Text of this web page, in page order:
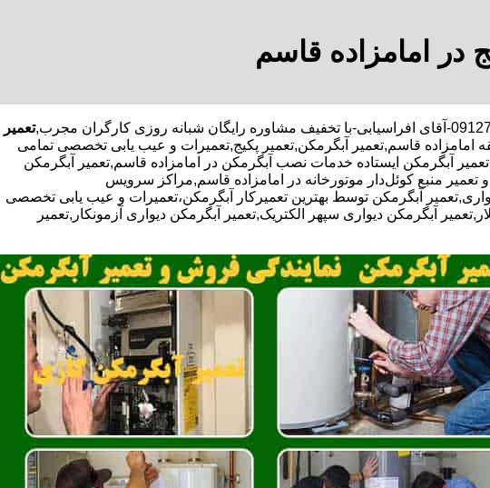
در امامزاده قاسم
تعمیر
امامزاده قاسم,تعمیر آبگرمکن,تعمیر پکیج,تعمیرات و عیب یابی تخصصی تمامی
آبگرمکن ایستاده خدمات نصب آبگرمکن در امامزاده قاسم,تعمیر آبگرمکن
تعمیر منبع کوئل‌دار موتورخانه در امامزاده قاسم,مراکز سرویس
آبگرمکن توسط بهترین تعمیرکار آبگرمکن،تعمیرات و عیب یابی تخصصی
آبگرمکن دیواری سپهر الکتریک,تعمیر آبگرمکن دیواری آزمونکار,تعمیر